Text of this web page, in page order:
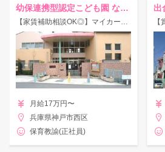
幼保連携型認定こども園 なごみ保育園
【家賃補助相談OK◎】マイカーOK！経験不問☆神戸市西区の幼保連携型認定こども園で正社員募集！
月給17万円〜
兵庫県神戸市西区
保育教諭(正社員)
出